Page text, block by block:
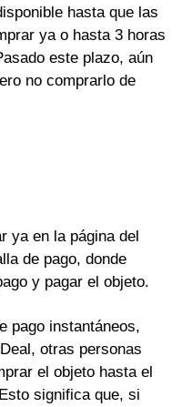
hasta que las
ya o hasta 3 horas
este plazo, aún
no comprarlo de
ya en la página del
de pago, donde
y pagar el objeto.
pago instantáneos,
otras personas
el objeto hasta el
significa que, si